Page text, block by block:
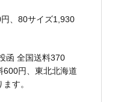
、80サイズ1,930
函 全国送料370
600円、東北北海道
す。